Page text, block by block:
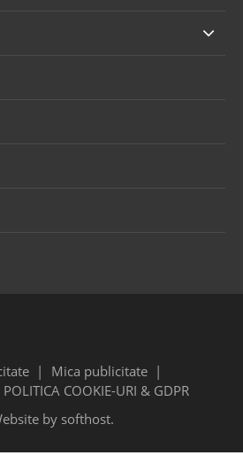
Mica publicitate
POLITICA COOKIE-URI & GDPR
by softhost.